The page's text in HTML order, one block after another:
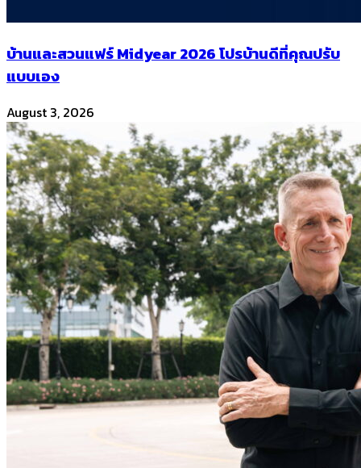
บ้านและสวนแฟร์ Midyear 2026 โปรบ้านดีที่คุณปรับ
แบบเอง
August 3, 2026